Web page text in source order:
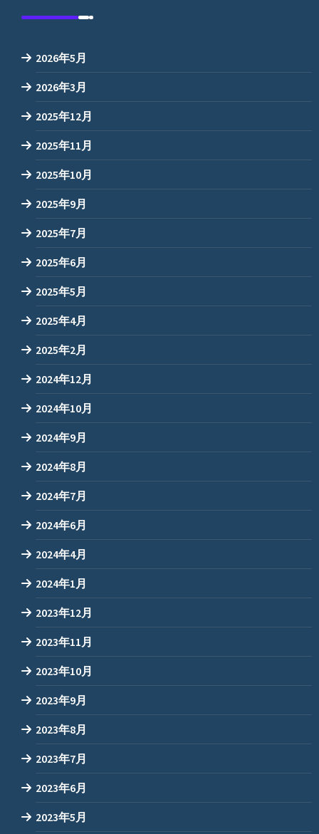
2026年5月
2026年3月
2025年12月
2025年11月
2025年10月
2025年9月
2025年7月
2025年6月
2025年5月
2025年4月
2025年2月
2024年12月
2024年10月
2024年9月
2024年8月
2024年7月
2024年6月
2024年4月
2024年1月
2023年12月
2023年11月
2023年10月
2023年9月
2023年8月
2023年7月
2023年6月
2023年5月